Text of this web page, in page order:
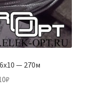
— 270м
₽